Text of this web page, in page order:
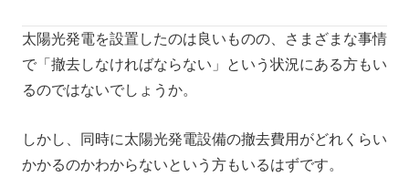
太陽光発電設備撤去の目安
太陽光発電設備の処分方法
える
まとめ
太陽光発電を設置したのは良いものの、さまざまな事情
で「撤去しなければならない」という状況にある方もい
るのではないでしょうか。
しかし、同時に太陽光発電設備の撤去費用がどれくらい
かかるのかわからないという方もいるはずです。